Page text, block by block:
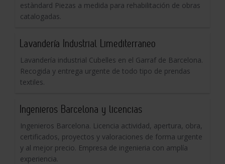
estàndard Piezas a medida para rehabilitación de obras
catalogadas.
Lavandería Industrial Limediterraneo
Lavandería industrial Cubelles en el Garraf de Barcelona.
Recogida y entrega urgente de todo tipo de prendas
textiles.
Ingenieros Barcelona y licencias
Ingenieros Barcelona. Licencia actividad, apertura, obra,
certificados, proyectos y valoraciones de forma urgente
y al mejor precio. Empresa de ingenieria con amplía
experiencia.